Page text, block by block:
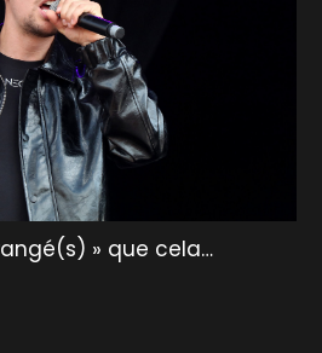
» que cela…